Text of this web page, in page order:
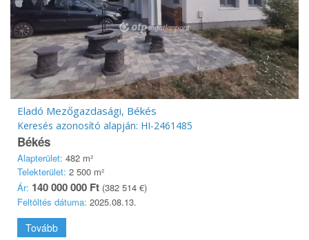
Eladó Mezőgazdasági, Békés
Keresés azonosító alapján: HI-2461485
Békés
Alapterület: 482 m²
Telekterület: 2 500 m²
Ár: 140 000 000 Ft (382 514 €)
Feltöltés dátuma: 2025.08.13.
Tovább